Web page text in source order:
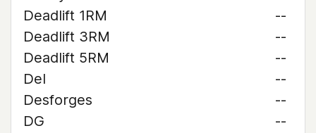
Deadlift 1RM
--
Deadlift 3RM
--
Deadlift 5RM
--
Del
--
Desforges
--
DG
--